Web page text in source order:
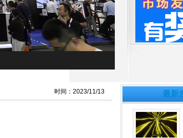
时间：2023/11/13 最新